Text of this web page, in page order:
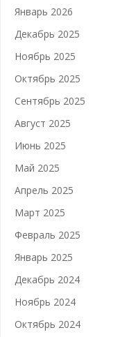
Январь 2026
Декабрь 2025
Ноябрь 2025
Октябрь 2025
Сентябрь 2025
Август 2025
Июнь 2025
Май 2025
Апрель 2025
Март 2025
Февраль 2025
Январь 2025
Декабрь 2024
Ноябрь 2024
Октябрь 2024